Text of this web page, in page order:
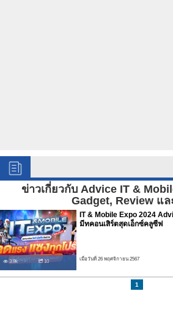
ข่าวเกี่ยวกับ Advice IT &
Gadget, Review แล
3.9k 10
IT & Mobile Expo 2024
มีทคอนเสิร์ตสุดเอ็กซ์คลูซีฟ
เมื่อวันที่ 26 พฤศจิกายน 2567
1